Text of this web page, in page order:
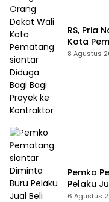
RS, Pria
Kota
Proyek
8 Agustus
Pemko
Pelaku
6 Agustus